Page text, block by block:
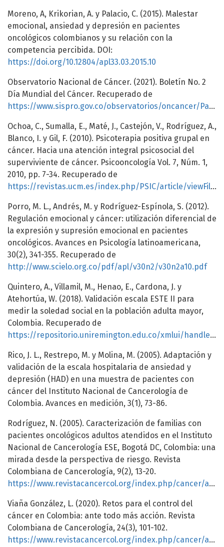
Moreno, A, Krikorian, A. y Palacio, C. (2015). Malestar
emocional, ansiedad y depresión en pacientes
oncológicos colombianos y su relación con la
competencia percibida. DOI:
https://doi.org/10.12804/apl33.03.2015.10
Observatorio Nacional de Cáncer. (2021). Boletín No. 2
Día Mundial del Cáncer. Recuperado de
https://www.sispro.gov.co/observatorios/oncancer/Paginas/onc_boletin_02_cancer.aspx
Ochoa, C., Sumalla, E., Maté, J., Castejón, V., Rodríguez, A.,
Blanco, I. y Gil, F. (2010). Psicoterapia positiva grupal en
cáncer. Hacia una atención integral psicosocial del
superviviente de cáncer. Psicooncología Vol. 7, Núm. 1,
2010, pp. 7-34. Recuperado de
https://revistas.ucm.es/index.php/PSIC/article/viewFile/PSIC1010120007A/15092
Porro, M. L., Andrés, M. y Rodríguez-Espínola, S. (2012).
Regulación emocional y cáncer: utilización diferencial de
la expresión y supresión emocional en pacientes
oncológicos. Avances en Psicología latinoamericana,
30(2), 341-355. Recuperado de
http://www.scielo.org.co/pdf/apl/v30n2/v30n2a10.pdf
Quintero, A., Villamil, M., Henao, E., Cardona, J. y
Atehortúa, W. (2018). Validación escala ESTE II para
medir la soledad social en la población adulta mayor,
Colombia. Recuperado de
https://repositorio.uniremington.edu.co/xmlui/handle/123456789/392
Rico, J. L., Restrepo, M. y Molina, M. (2005). Adaptación y
validación de la escala hospitalaria de ansiedad y
depresión (HAD) en una muestra de pacientes con
cáncer del Instituto Nacional de Cancerología de
Colombia. Avances en medición, 3(1), 73-86.
Rodríguez, N. (2005). Caracterización de familias con
pacientes oncológicos adultos atendidos en el Instituto
Nacional de Cancerología ESE, Bogotá DC, Colombia: una
mirada desde la perspectiva de riesgo. Revista
Colombiana de Cancerología, 9(2), 13-20.
https://www.revistacancercol.org/index.php/cancer/article/view/623/43
Viaña González, L. (2020). Retos para el control del
cáncer en Colombia: ante todo más acción. Revista
Colombiana de Cancerología, 24(3), 101-102.
https://www.revistacancercol.org/index.php/cancer/article/view/712/513